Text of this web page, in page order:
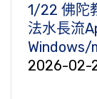
1/22 佛陀
法水長流
Windows/
2026-02-